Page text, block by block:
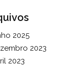
2025
2023
2023